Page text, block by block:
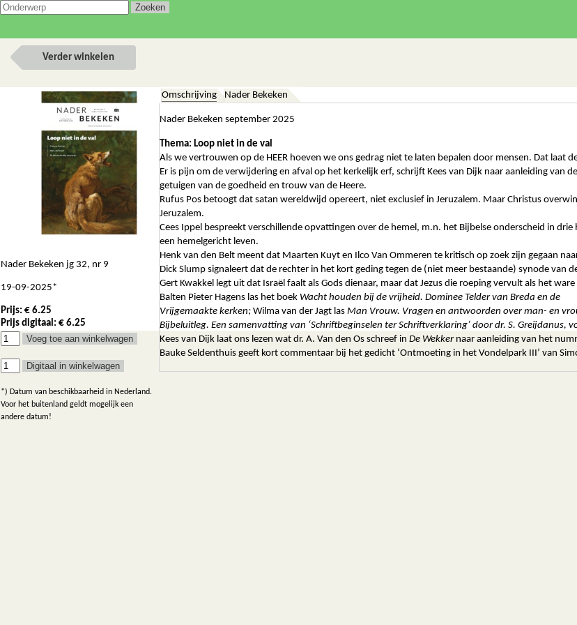
Verder winkelen
Omschrijving
Nader Bekeken september 2025
Thema: Loop niet in de val
Als we vertrouwen op de HEER hoeven we ons gedrag niet te laten bepalen door mensen. Dat laat
Er is pijn om de verwijdering en afval op het kerkelijk erf, schrijft Kees van Dijk naar aanleiding van
getuigen van de goedheid en trouw van de Heere.
Rufus Pos betoogt dat satan wereldwijd opereert, niet exclusief in Jeruzalem. Maar Christus
Jeruzalem.
Cees Ippel bespreekt verschillende opvattingen over de hemel, m.n. het Bijbelse onderscheid in
een hemelgericht leven.
Henk van den Belt meent dat Maarten Kuyt en Ilco Van Ommeren te kritisch op zoek zijn gegaan
Dick Slump signaleert dat de rechter in het kort geding tegen de (niet meer bestaande) synode van
Gert Kwakkel legt uit dat Israël faalt als Gods dienaar, maar dat Jezus die roeping vervult als het
Balten Pieter Hagens las het boek Wacht houden bij de vrijheid. Dominee Telder van Breda en de
Vrijgemaakte kerken; Wilma van der Jagt las Man Vrouw. Vragen en antwoorden over man- en
Bijbeluitleg. Een samenvatting van ‘Schriftbeginselen ter Schriftverklaring’ door dr. S. Greijdanus,
Kees van Dijk laat ons lezen wat dr. A. Van den Os schreef in De Wekkernaar aanleiding van het
Bauke Seldenthuis geeft kort commentaar bij het gedicht ‘Ontmoeting in het Vondelpark III’ van
Nader Bekeken
Nader Bekeken jg 32, nr 9
19-09-2025*
Prijs: € 6.25
Prijs digitaal: € 6.25
*) Datum van beschikbaarheid in Nederland.
Voor het buitenland geldt mogelijk een
andere datum!